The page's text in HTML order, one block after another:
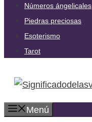
Números ángelicales
Piedras preciosas
Esoterismo
Tarot
Menú